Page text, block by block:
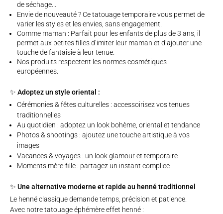
de séchage...
Envie de nouveauté ? Ce tatouage temporaire vous permet de
varier les styles et les envies, sans engagement.
Comme maman : Parfait pour les enfants de plus de 3 ans, il
permet aux petites filles d’imiter leur maman et d’ajouter une
touche de fantaisie à leur tenue.
Nos produits respectent les normes cosmétiques
européennes.
✨ Adoptez un style oriental :
Cérémonies & fêtes culturelles : accessoirisez vos tenues
traditionnelles
Au quotidien : adoptez un look bohème, oriental et tendance
Photos & shootings : ajoutez une touche artistique à vos
images
Vacances & voyages : un look glamour et temporaire
Moments mère-fille : partagez un instant complice
✨ Une alternative moderne et rapide au henné traditionnel
Le henné classique demande temps, précision et patience.
Avec notre tatouage éphémère effet henné :